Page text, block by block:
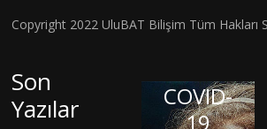
Copyright 2022 UluBAT Bilişim Tüm Hakları
Son
Yazılar
Balond
aki
Miras
Aldığım
COVID-
19
ı Dışa
Vurmak